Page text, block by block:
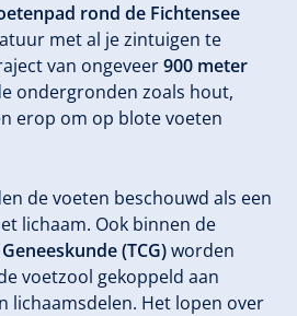
rond de Fichtensee
met al je zintuigen te
van ongeveer900 meter
ondergronden zoals hout,
erop om op blote voeten
de voeten beschouwd als een
lichaam. Ook binnen de
(TCG)worden
voetzool gekoppeld aan
lichaamsdelen. Het lopen over